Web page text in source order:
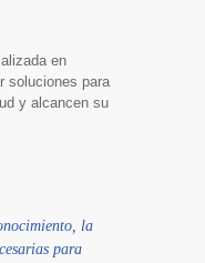
en
soluciones para
y alcancen su
la
para